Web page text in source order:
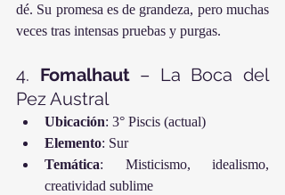
dé. Su promesa es de grandeza, pero muchas
veces tras intensas pruebas y purgas.
4. Fomalhaut – La Boca del
Pez Austral
Ubicación: 3° Piscis (actual)
Elemento: Sur
Temática: Misticismo, idealismo,
creatividad sublime